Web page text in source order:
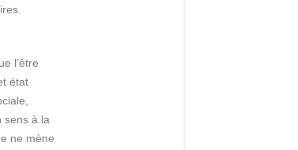
l’être
état
sens à la
ne mène